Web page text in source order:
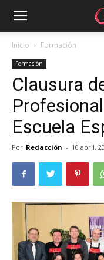
Inicio Formación
Formación
Clausura
Escuela
Por Redacción - 10 abril,